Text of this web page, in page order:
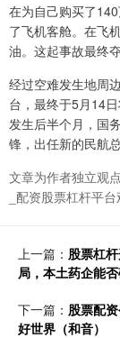
在为自己购买了
了飞机客舱。在飞
油。这起事故最终
经过空难发生地周
台，最终于5月14
发生后半个月，国
锋，出任新的民航总
文章为作者独立观
_配资股票杠杆平
上一篇： 股票杠
局，本土药企能
下一篇： 股票配
好世界（和音）